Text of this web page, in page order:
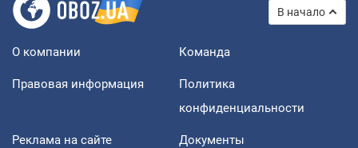
В начало
О компании Команда
Правовая информация
Политика
конфиденциальности
Реклама на сайте Документы